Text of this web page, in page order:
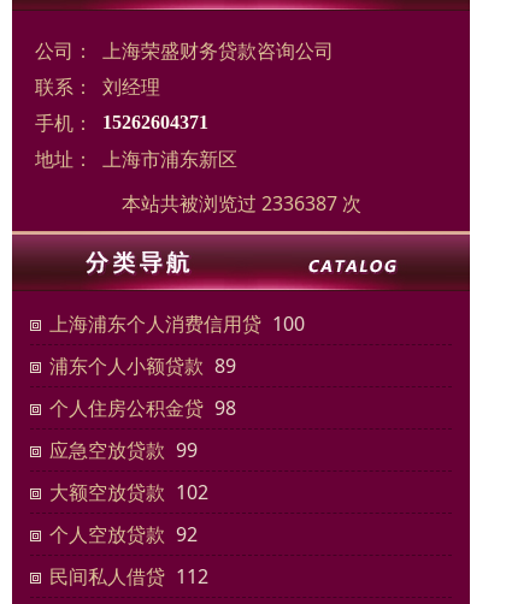
公司：
上海荣盛财务贷款咨询公司
联系：
刘经理
手机：
15262604371
地址：
上海市浦东新区
本站共被浏览过 2336387 次
上海浦东个人消费信用贷 100
浦东个人小额贷款 89
个人住房公积金贷 98
应急空放贷款 99
大额空放贷款 102
个人空放贷款 92
民间私人借贷 112